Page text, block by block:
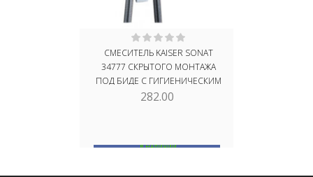
СМЕСИТЕЛЬ KAISER SONAT
34777 СКРЫТОГО МОНТАЖА
ПОД БИДЕ С ГИГИЕНИЧЕСКИМ
ДУШЕМ
282.00
В НАЛИЧИИ